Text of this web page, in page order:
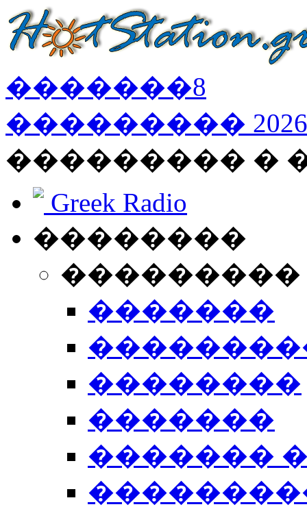
�������8
��������� 2026
��������� �
Greek Radio
��������
�������
��������
�������
�������